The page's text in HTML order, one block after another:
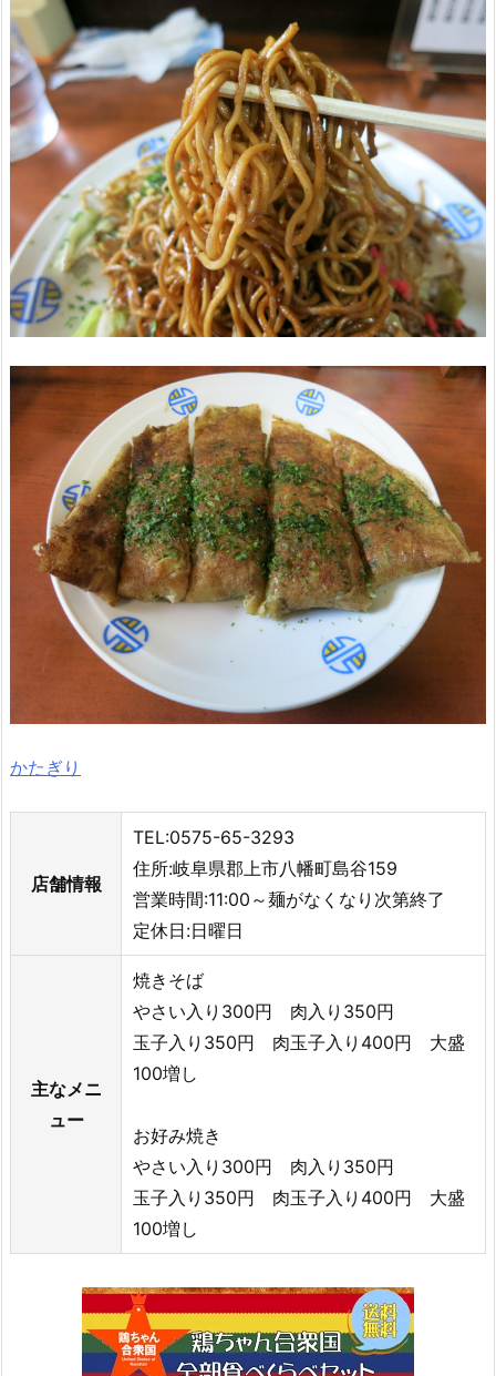
かたぎり
店舗情報
TEL:0575-65-3293
住所:岐阜県郡上市八幡町島谷159
営業時間:11:00～麺がなくなり次第終了
定休日:日曜日
主なメニ
ュー
焼きそば
やさい入り300円 肉入り350円
玉子入り350円 肉玉子入り400円 大盛
100増し
お好み焼き
やさい入り300円 肉入り350円
玉子入り350円 肉玉子入り400円 大盛
100増し